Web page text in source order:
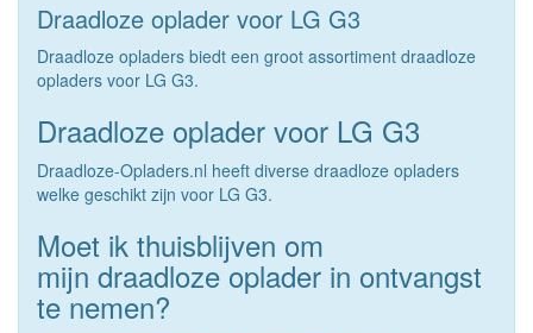
Draadloze oplader voor LG G3
Draadloze opladers biedt een groot assortiment draadloze
opladers voor LG G3.
Draadloze oplader voor LG G3
Draadloze-Opladers.nl heeft diverse draadloze opladers
welke geschikt zijn voor LG G3.
Moet ik thuisblijven om
mijn draadloze oplader in ontvangst
te nemen?